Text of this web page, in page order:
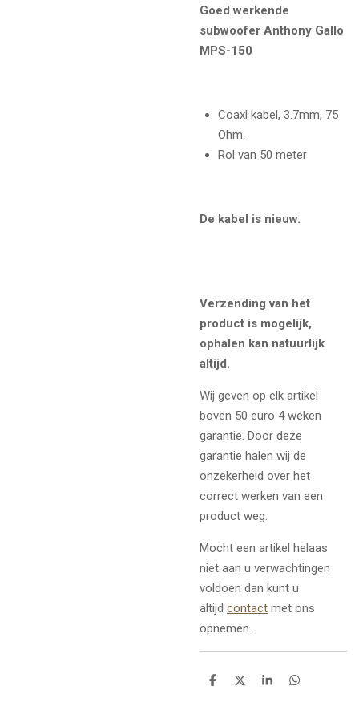
Goed werkende
subwoofer Anthony Gallo
MPS-150
Coaxl kabel, 3.7mm, 75
Ohm.
Rol van 50 meter
De kabel is nieuw.
Verzending van het
product is mogelijk,
ophalen kan natuurlijk
altijd.
Wij geven op elk artikel
boven 50 euro 4 weken
garantie. Door deze
garantie halen wij de
onzekerheid over het
correct werken van een
product weg.
Mocht een artikel helaas
niet aan u verwachtingen
voldoen dan kunt u
altijd contact met ons
opnemen.
D
D
S
D